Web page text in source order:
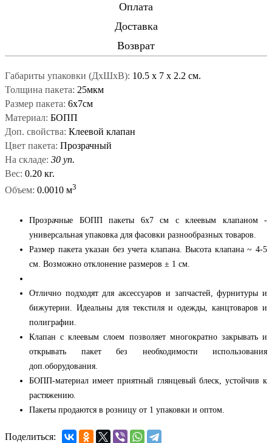
Оплата
Доставка
Возврат
Габариты упаковки (ДxШxВ): 10.5 x 7 x 2.2 см.
Толщина пакета: 25мкм
Размер пакета: 6x7см
Материал: БОПП
Доп. свойства: Клеевой клапан
Цвет пакета: Прозрачный
На складе: 30 уп.
Вес: 0.20 кг.
Объем: 0.0010 м3
Прозрачные БОПП пакеты 6x7 см с клеевым клапаном -
универсальная упаковка для фасовки разнообразных товаров.
Размер пакета указан без учета клапана. Высота клапана ~ 4-5
см. Возможно отклонение размеров ± 1 см.
Отлично подходят для аксессуаров и запчастей, фурнитуры и
бижутерии. Идеальны для текстиля и одежды, канцтоваров и
полиграфии.
Клапан с клеевым слоем позволяет многократно закрывать и
открывать пакет без необходимости использования
доп.оборудования.
БОПП-материал имеет приятный глянцевый блеск, устойчив к
растяжению.
Пакеты продаются в розницу от 1 упаковки и оптом.
Поделиться: